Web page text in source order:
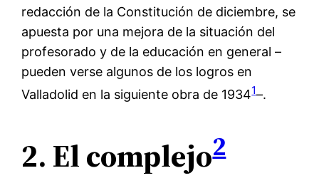
redacción de la Constitución de diciembre, se
apuesta por una mejora de la situación del
profesorado y de la educación en general –
pueden verse algunos de los logros en
Valladolid en la siguiente obra de 19341–.
2. El complejo2